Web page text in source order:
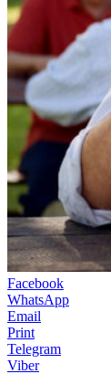
Facebook
WhatsApp
Email
Print
Telegram
Viber